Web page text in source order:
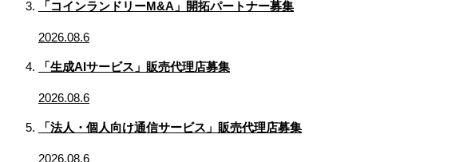
「コインランドリーM&A」開拓パートナー募集
2026.08.6
「生成AIサービス」販売代理店募集
2026.08.6
「法人・個人向け通信サービス」販売代理店募集
2026.08.6